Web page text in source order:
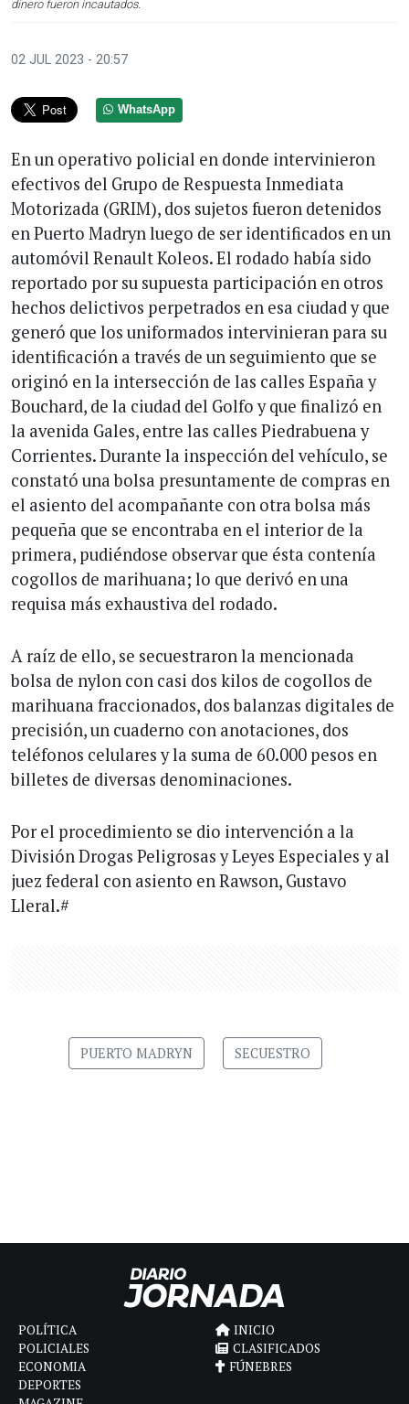
dinero fueron incautados.
02 JUL 2023 - 20:57
WhatsApp
En un operativo policial en donde intervinieron
efectivos del Grupo de Respuesta Inmediata
Motorizada (GRIM), dos sujetos fueron detenidos
en Puerto Madryn luego de ser identificados en un
automóvil Renault Koleos. El rodado había sido
reportado por su supuesta participación en otros
hechos delictivos perpetrados en esa ciudad y que
generó que los uniformados intervinieran para su
identificación a través de un seguimiento que se
originó en la intersección de las calles España y
Bouchard, de la ciudad del Golfo y que finalizó en
la avenida Gales, entre las calles Piedrabuena y
Corrientes. Durante la inspección del vehículo, se
constató una bolsa presuntamente de compras en
el asiento del acompañante con otra bolsa más
pequeña que se encontraba en el interior de la
primera, pudiéndose observar que ésta contenía
cogollos de marihuana; lo que derivó en una
requisa más exhaustiva del rodado.
A raíz de ello, se secuestraron la mencionada
bolsa de nylon con casi dos kilos de cogollos de
marihuana fraccionados, dos balanzas digitales de
precisión, un cuaderno con anotaciones, dos
teléfonos celulares y la suma de 60.000 pesos en
billetes de diversas denominaciones.
Por el procedimiento se dio intervención a la
División Drogas Peligrosas y Leyes Especiales y al
juez federal con asiento en Rawson, Gustavo
Lleral.#
PUERTO MADRYN SECUESTRO
POLÍTICA
POLICIALES
ECONOMIA
DEPORTES
INICIO
CLASIFICADOS
FÚNEBRES